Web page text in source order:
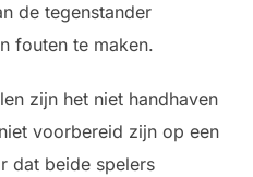
de tegenstander
fouten te maken.
zijn het niet handhaven
voorbereid zijn op een
dat beide spelers